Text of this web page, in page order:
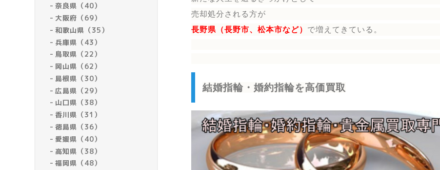
奈良県（40）
大阪府（69）
和歌山県（35）
兵庫県（43）
鳥取県（22）
岡山県（62）
島根県（30）
広島県（29）
山口県（38）
香川県（31）
徳島県（36）
愛媛県（40）
高知県（38）
福岡県（48）
売却処分される方が
長野県（長野市、松本市など） で増えてきている。
結婚指輪・婚約指輪を高価買取